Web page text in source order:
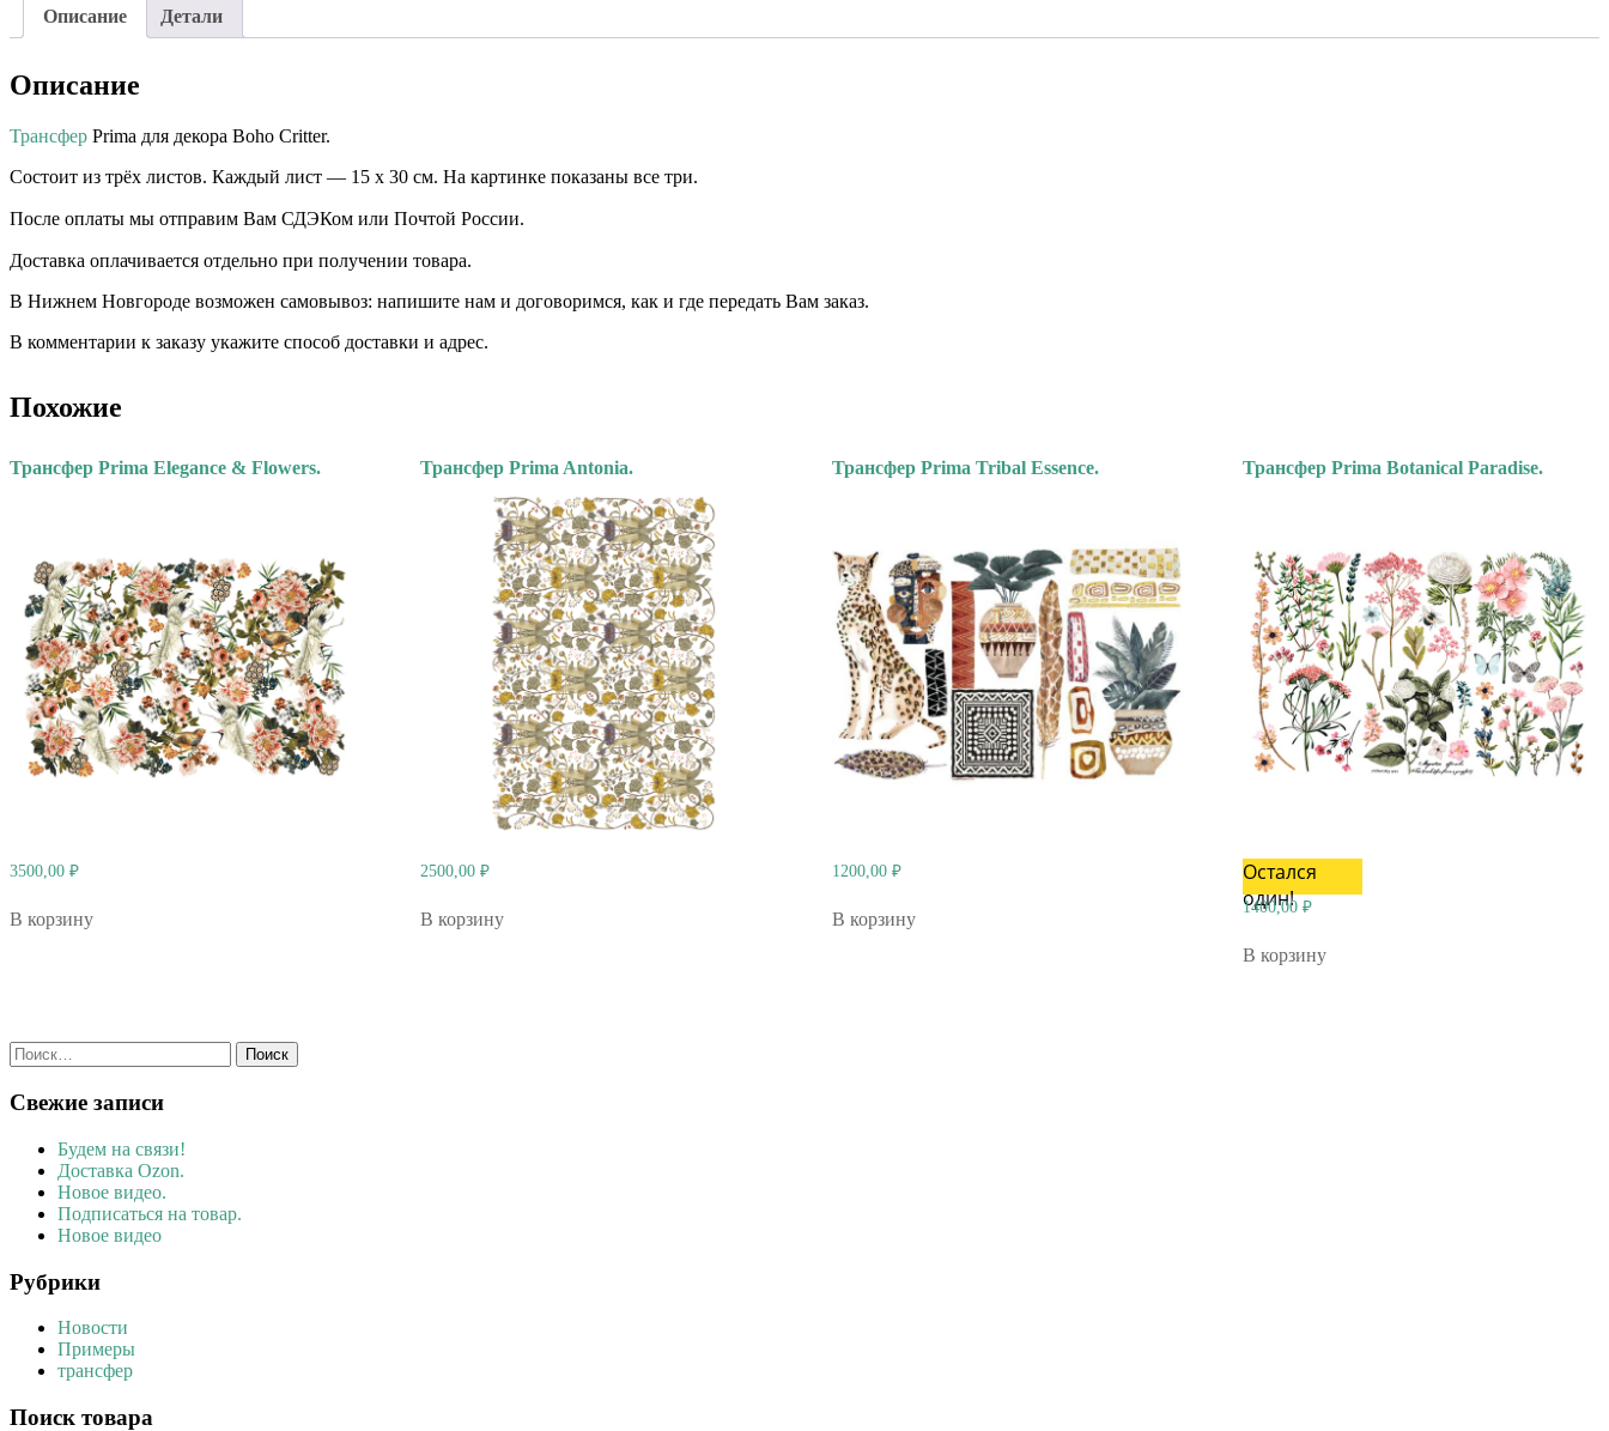
Описание Детали
Описание
Трансфер Prima для декора Boho Critter.
Состоит из трёх листов. Каждый лист — 15 х 30 см. На картинке показаны все три.
После оплаты мы отправим Вам СДЭКом или Почтой России. ⠀⠀
Доставка оплачивается отдельно при получении товара. ⠀⠀ ⠀⠀
В Нижнем Новгороде возможен самовывоз: напишите нам и договоримся, как и где передать Вам заказ.
В комментарии к заказу укажите способ доставки и адрес.
Похожие
Трансфер Prima Elegance & Flowers.
3500,00 ₽
В корзину
Трансфер Prima Antonia.
2500,00₽
В корзину
Трансфер Prima Tribal Essence.
1200,00 ₽
В корзину
Трансфер Prima Botanical Paradise.
Остался
один!
1400,00 ₽
В корзину
Найти:
Свежие записи
Будем на связи!
Доставка Ozon.
Новое видео.
Подписаться на товар.
Новое видео
Рубрики
Новости
Примеры
трансфер
Поиск товара